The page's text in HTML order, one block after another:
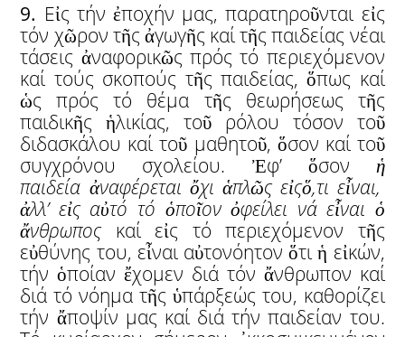
9. Εἰς τήν ἐποχήν μας, παρατηροῦνται εἰς
τόν χῶρον τῆς ἀγωγῆς καί τῆς παιδείας νέαι
τάσεις ἀναφορικῶς πρός τό περιεχόμενον
καί τούς σκοπούς τῆς παιδείας, ὅπως καί
ὡς πρός τό θέμα τῆς θεωρήσεως τῆς
παιδικῆς ἡλικίας, τοῦ ρόλου τόσον τοῦ
διδασκάλου καί τοῦ μαθητοῦ, ὅσον καί τοῦ
συγχρόνου σχολείου. Ἐφ’ ὅσον ἡ
παιδεία ἀναφέρεται ὄχι ἁπλῶς εἰςὅ,τι εἶναι,
ἀλλ’ εἰς αὐτό τό ὁποῖονὀφείλει νά εἶναι ὁ
ἄνθρωποςκαί εἰς τό περιεχόμενον τῆς
εὐθύνης του, εἶναι αὐτονόητον ὅτι ἡ εἰκών,
τήν ὁποίαν ἔχομεν διά τόν ἄνθρωπον καί
διά τό νόημα τῆς ὑπάρξεώς του, καθορίζει
τήν ἄποψίν μας καί διά τήν παιδείαν του.